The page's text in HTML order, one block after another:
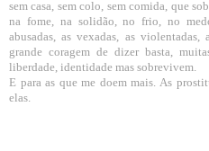
sem casa, sem colo, sem comida, que
na fome, na solidão, no frio, no
abusadas, as vexadas, as
grande coragem de dizer basta,
liberdade, identidade mas sobrevivem.
E para as que me doem mais. As
elas.